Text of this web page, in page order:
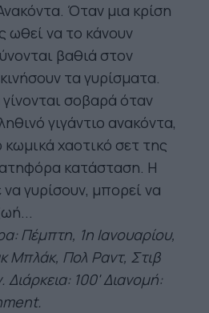
Όταν μια κρίση
ωθεί να το κάνουν
βαθιά στον
τα γυρίσματα.
σοβαρά όταν
γιγάντιο ανακόντα,
χαοτικό σετ της
κατάσταση. Η
γυρίσουν, μπορεί να
Πέμπτη, 1η Ιανουαρίου,
Μπλάκ, Πολ Ραντ, Στιβ
Διάρκεια: 100' Διανομή:
.